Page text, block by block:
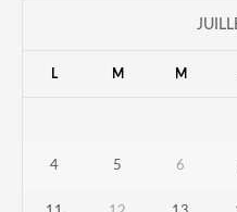
L M M
4 5 6